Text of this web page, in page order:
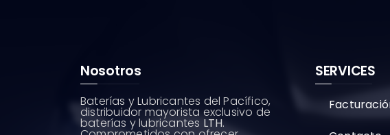
Nosotros
Baterías y Lubricantes del Pacífico,
distribuidor mayorista exclusivo de
baterías y lubricantes LTH.
SERVICES